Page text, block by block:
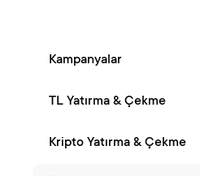
Kampanyalar
TL Yatırma & Çekme
Kripto Yatırma & Çekme